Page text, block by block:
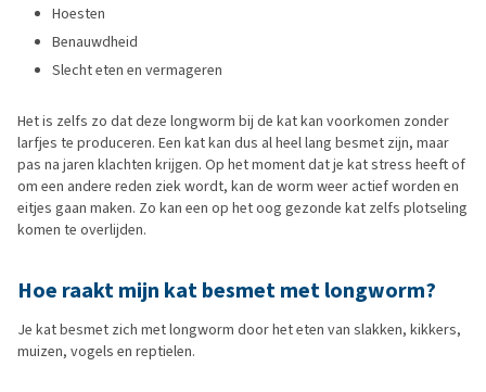
Hoesten
Benauwdheid
Slecht eten en vermageren
Het is zelfs zo dat deze longworm bij de kat kan voorkomen zonder
larfjes te produceren. Een kat kan dus al heel lang besmet zijn, maar
pas na jaren klachten krijgen. Op het moment dat je kat stress heeft of
om een andere reden ziek wordt, kan de worm weer actief worden en
eitjes gaan maken. Zo kan een op het oog gezonde kat zelfs plotseling
komen te overlijden.
Hoe raakt mijn kat besmet met longworm?
Je kat besmet zich met longworm door het eten van slakken, kikkers,
muizen, vogels en reptielen.